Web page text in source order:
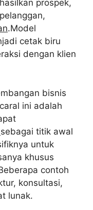
prospek,
.Model
cetak biru
dengan klien
bisnis
ini adalah
sebagai titik awal
untuk
khusus
contoh
konsultasi,
lunak.